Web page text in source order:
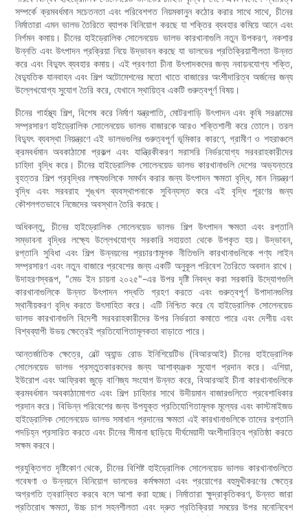
সম্পর্কে ক্রমবর্ধমান সচেতনতা এবং পরিবেশগত নিয়মকানুন কঠোর করার সাথে সাথে, চীনের
নির্মাতারা এমন ভালভ তৈরিতে ব্যাপক বিনিয়োগ করছে যা শক্তির ব্যবহার কমিয়ে আনে এবং
নির্গমন কমায়। চীনের হাইড্রোলিক সোলেনয়েড ভালভ কারখানাগুলি নতুন উপকরণ, নকশার
উন্নতি এবং উৎপাদন প্রক্রিয়া নিয়ে উদ্ভাবন করছে যা ভালভের প্রতিক্রিয়াশীলতা উন্নত
করে এবং বিদ্যুৎ ব্যবহার কমায়। এই প্রবণতা চীনা উৎপাদকদের জন্য নবায়নযোগ্য শক্তি,
বৈদ্যুতিক যানবাহন এবং শিল্প অটোমেশনের মতো খাতে বাজারের অংশীদারিত্ব অর্জনের জন্য
উল্লেখযোগ্য সুযোগ তৈরি করে, যেখানে স্থায়িত্ব একটি গুরুত্বপূর্ণ বিষয়।
চীনের গার্হস্থ্য শিল্প, বিশেষ করে নির্মাণ যন্ত্রপাতি, মোটরগাড়ি উৎপাদন এবং কৃষি সরঞ্জামের
সম্প্রসারণ হাইড্রোলিক সোলেনয়েড ভালভ বাজারকে আরও শক্তিশালী করে তোলে। তরল
বিদ্যুৎ ব্যবস্থা নিয়ন্ত্রণে এই ভালভগুলির গুরুত্বপূর্ণ ভূমিকার কারণে, গ্রামীণ ও শহরাঞ্চলে
ক্রমবর্ধমান অবকাঠামো প্রকল্প এবং যান্ত্রিকীকরণ সরাসরি নির্ভরযোগ্য সরবরাহকারীদের
চাহিদা বৃদ্ধি করে। চীনের হাইড্রোলিক সোলেনয়েড ভালভ কারখানাগুলি দেশের অভ্যন্তরে
বৃহত্তর শিল্প প্রবৃদ্ধির লক্ষ্যগুলিকে সমর্থন করার জন্য উৎপাদন ক্ষমতা বৃদ্ধি, মান নিয়ন্ত্রণ
বৃদ্ধি এবং সরবরাহ শৃঙ্খল ব্যবস্থাপনাকে সুবিন্যস্ত করে এই বৃদ্ধি পূরণের জন্য
কৌশলগতভাবে নিজেদের অবস্থান তৈরি করছে।
অধিকন্তু, চীনের হাইড্রোলিক সোলেনয়েড ভালভ শিল্প উৎপাদন ক্ষমতা এবং রপ্তানি
সম্ভাবনা বৃদ্ধির লক্ষ্যে উল্লেখযোগ্য সরকারি সহায়তা থেকে উপকৃত হয়। উদ্ভাবন,
রপ্তানি সুবিধা এবং শিল্প উন্নয়নের প্রচারণামূলক নীতিগুলি কারখানাগুলিকে পণ্য লাইন
সম্প্রসারণ এবং নতুন বাজারে প্রবেশের জন্য একটি অনুকূল পরিবেশ তৈরিতে অবদান রাখে।
উদাহরণস্বরূপ, "মেড ইন চায়না ২০২৫"-এর উপর দৃষ্টি নিবদ্ধ করা সরকারি উদ্যোগগুলি
কারখানাগুলিকে উন্নত উৎপাদন পদ্ধতি গ্রহণ করতে এবং গুরুত্বপূর্ণ উপাদানগুলির
স্থানীয়করণ বৃদ্ধি করতে উৎসাহিত করে। এটি নিশ্চিত করে যে হাইড্রোলিক সোলেনয়েড
ভালভ কারখানাগুলি বিদেশী সরবরাহকারীদের উপর নির্ভরতা কমাতে পারে এবং দেশীয় এবং
বিশ্বব্যাপী উভয় ক্ষেত্রেই প্রতিযোগিতামূলকতা বাড়াতে পারে।
আন্তর্জাতিক ক্ষেত্রে, বেল্ট অ্যান্ড রোড ইনিশিয়েটিভ (বিআরআই) চীনের হাইড্রোলিক
সোলেনয়েড ভালভ প্রস্তুতকারকদের জন্য আশাব্যঞ্জক সুযোগ প্রদান করে। এশিয়া,
ইউরোপ এবং আফ্রিকা জুড়ে বাণিজ্য সংযোগ উন্নত করে, বিআরআই চীনা কারখানাগুলিকে
ক্রমবর্ধমান অবকাঠামোগত এবং শিল্প চাহিদার সাথে উদীয়মান বাজারগুলিতে প্রবেশাধিকার
প্রদান করে। বিভিন্ন পরিবেশের জন্য উপযুক্ত প্রতিযোগিতামূলক মূল্যের এবং কাস্টমাইজড
হাইড্রোলিক সোলেনয়েড ভালভ সমাধান প্রদানের ক্ষমতা এই কারখানাগুলিকে তাদের রপ্তানি
পদচিহ্ন প্রসারিত করতে এবং চীনের সীমানা ছাড়িয়ে দীর্ঘমেয়াদী অংশীদারিত্ব প্রতিষ্ঠা করতে
সক্ষম করবে।
প্রযুক্তিগত দৃষ্টিকোণ থেকে, চীনের বিশিষ্ট হাইড্রোলিক সোলেনয়েড ভালভ কারখানাগুলিতে
গবেষণা ও উন্নয়নে বিনিয়োগ ভালভের কর্মক্ষমতা এবং প্রয়োগের বহুমুখীকরণের ক্ষেত্রে
অগ্রগতি ত্বরান্বিত করবে বলে আশা করা হচ্ছে। নির্মাতারা ক্ষুদ্রাকৃতিকরণ, উন্নত জারা
প্রতিরোধ ক্ষমতা, উচ্চ চাপ সহনশীলতা এবং দ্রুত প্রতিক্রিয়া সময়ের উপর মনোনিবেশ